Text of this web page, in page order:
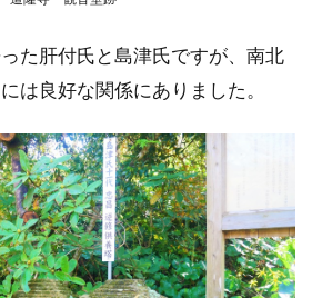
た肝付氏と島津氏ですが、南北
は良好な関係にありました。